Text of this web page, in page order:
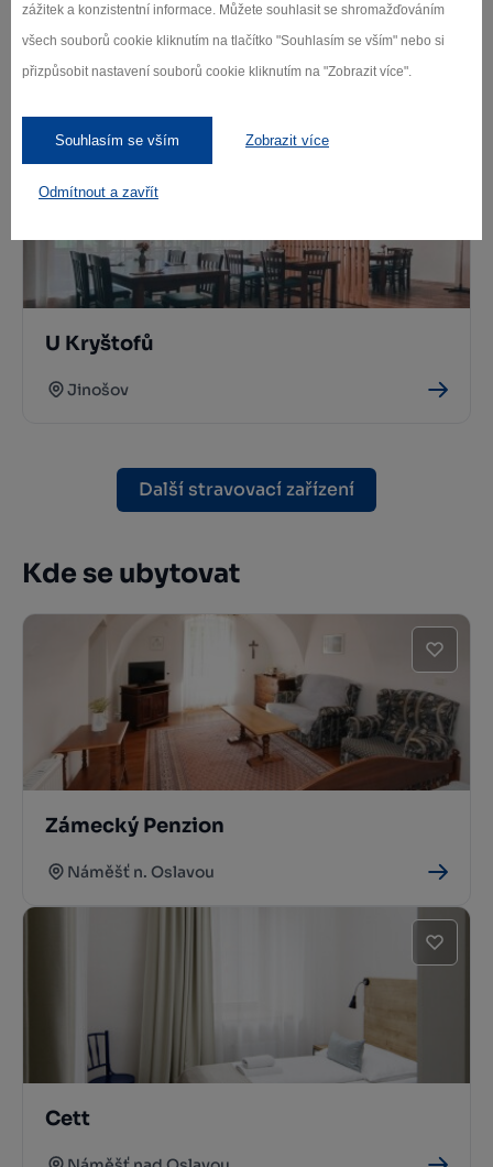
zážitek a konzistentní informace. Můžete souhlasit se shromažďováním
všech souborů cookie kliknutím na tlačítko "Souhlasím se vším" nebo si
přizpůsobit nastavení souborů cookie kliknutím na "Zobrazit více".
Souhlasím se vším Zobrazit více
Odmítnout a zavřít
Restaurace Na Statku
U Kryštofů
Jinošov
Další stravovací zařízení
Kde se ubytovat
Zámecký Penzion
Náměšť n. Oslavou
Cett